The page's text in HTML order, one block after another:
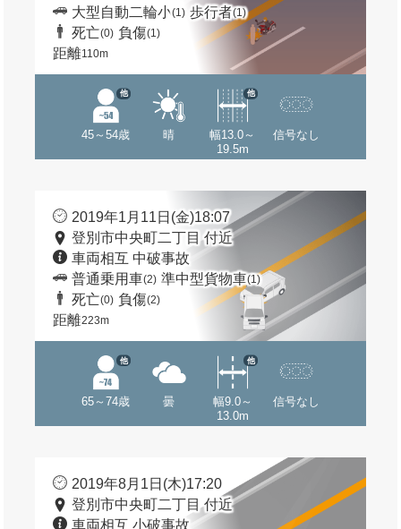
大型自動二輪小(1) 歩行者(1)
死亡(0) 負傷(1)
距離110m
45～54歳
他
晴
幅13.0～
19.5m
他
信号なし
2019年1月11日(金)18:07
登別市中央町二丁目 付近
車両相互 中破事故
普通乗用車(2) 準中型貨物車(1)
死亡(0) 負傷(2)
距離223m
65～74歳
他
曇
幅9.0～
13.0m
他
信号なし
2019年8月1日(木)17:20
登別市中央町二丁目 付近
車両相互 小破事故